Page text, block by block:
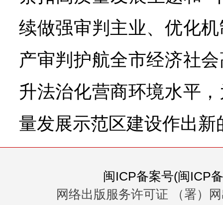
续做强审判主业、优化
产审判护航全市经济社
升法治化营商环境水平
量发展示范区建设作出新
闽ICP备案号(闽ICP
网络出版服务许可证 （署）